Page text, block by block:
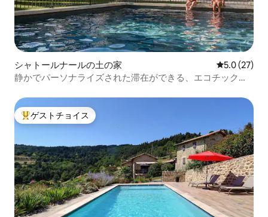
シャトールナールの土の家 レビュー27
5.0 (27)
静かでパーソナライズされた滞在ができる、エコチックな
大好評のゲストチョイスです。
ゲストチョイス